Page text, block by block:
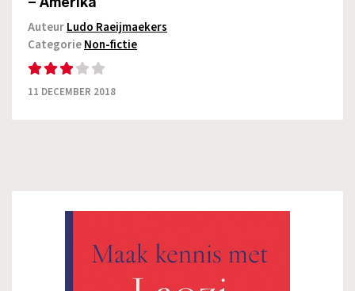
AuteurLudo Raeijmaekers
CategorieNon-fictie
11 DECEMBER 2018